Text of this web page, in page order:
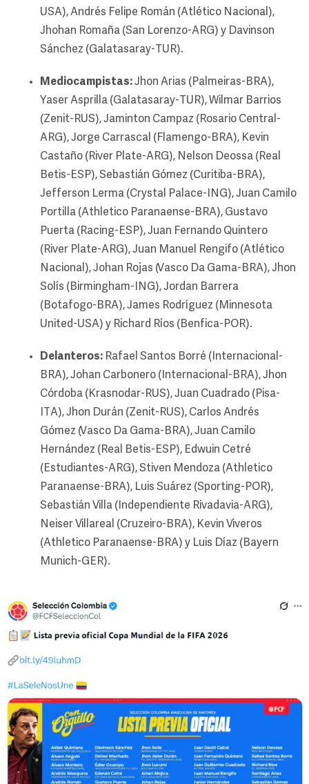
USA), Andrés Felipe Román (Atlético Nacional),
Jhohan Romaña (San Lorenzo-ARG) y Davinson
Sánchez (Galatasaray-TUR).
Mediocampistas:Jhon Arias (Palmeiras-BRA),
Yaser Asprilla (Galatasaray-TUR), Wilmar Barrios
(Zenit-RUS), Jaminton Campaz (Rosario Central-
ARG), Jorge Carrascal (Flamengo-BRA), Kevin
Castaño (River Plate-ARG), Nelson Deossa (Real
Betis-ESP), Sebastián Gómez (Curitiba-BRA),
Jefferson Lerma (Crystal Palace-ING), Juan Camilo
Portilla (Athletico Paranaense-BRA), Gustavo
Puerta (Racing-ESP), Juan Fernando Quintero
(River Plate-ARG), Juan Manuel Rengifo (Atlético
Nacional), Johan Rojas (Vasco Da Gama-BRA), Jhon
Solís (Birmingham-ING), Jordan Barrera
(Botafogo-BRA), James Rodríguez (Minnesota
United-USA) y Richard Ríos (Benfica-POR).
Delanteros: Rafael Santos Borré (Internacional-
BRA), Johan Carbonero (Internacional-BRA), Jhon
Córdoba (Krasnodar-RUS), Juan Cuadrado (Pisa-
ITA), Jhon Durán (Zenit-RUS), Carlos Andrés
Gómez (Vasco Da Gama-BRA), Juan Camilo
Hernández (Real Betis-ESP), Edwuin Cetré
(Estudiantes-ARG), Stiven Mendoza (Athletico
Paranaense-BRA), Luis Suárez (Sporting-POR),
Sebastián Villa (Independiente Rivadavia-ARG),
Neiser Villareal (Cruzeiro-BRA), Kevin Viveros
(Athletico Paranaense-BRA) y Luis Díaz (Bayern
Munich-GER).